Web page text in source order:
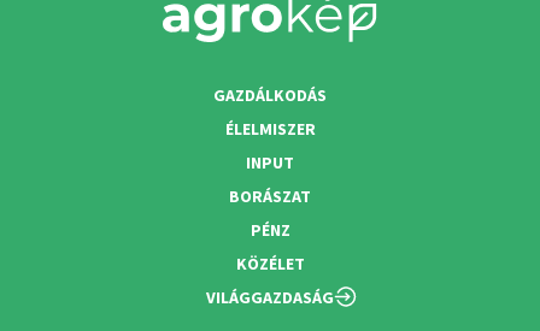
GAZDÁLKODÁS
ÉLELMISZER
INPUT
BORÁSZAT
PÉNZ
KÖZÉLET
VILÁGGAZDASÁG